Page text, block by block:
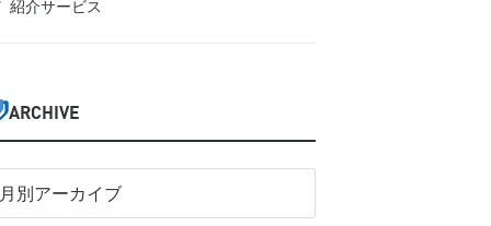
紹介サービス
ARCHIVE